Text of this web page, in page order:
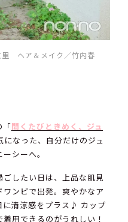
ヘア＆メイク／竹内春
「開くたびときめく、ジュ
になった、自分だけのジュ
シーへ。
したい日は、上品な肌見
ンピで出発。爽やかなア
に清涼感をプラス♪ カップ
用できるのがうれしい！